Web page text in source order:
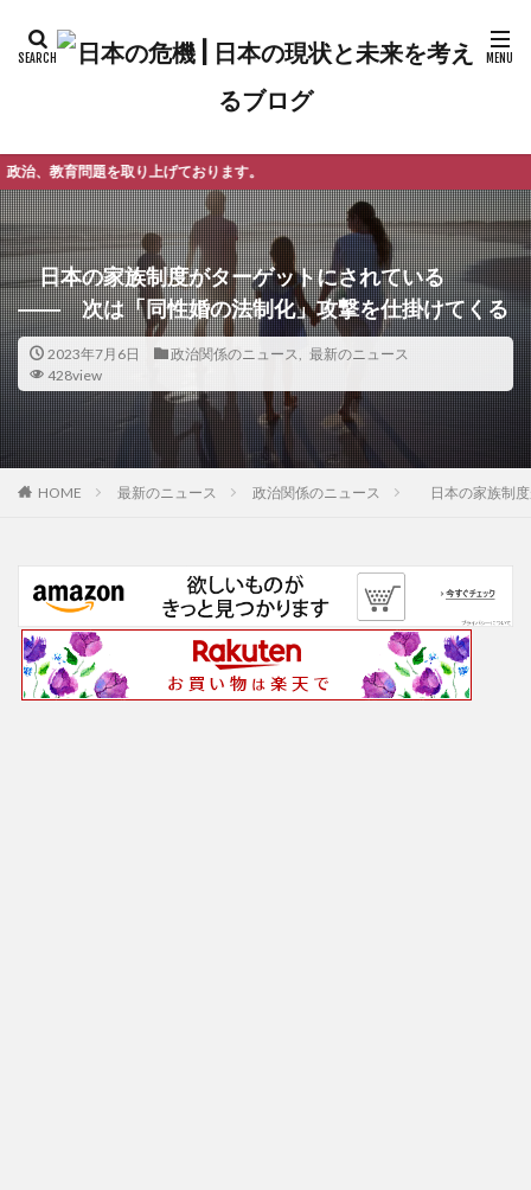
ております。
日本の家族制度がターゲットにされている
―― 次は「同性婚の法制化」攻撃を仕掛けてくる
2023年7月6日 政治関係のニュース
最新のニュース
428view
HOME 最新のニュース 政治関係のニュース 日本の家族制